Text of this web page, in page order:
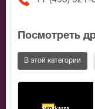
Посмотреть
В этой категории